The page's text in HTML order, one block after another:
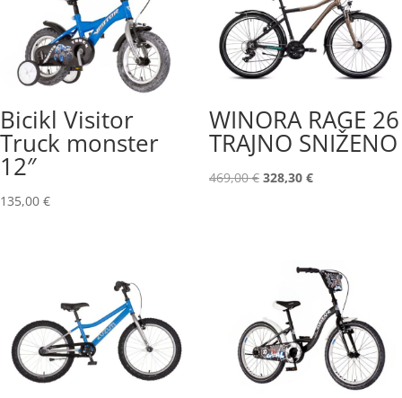
Bicikl Visitor
Truck monster
12″
135,00 €
WINORA RAGE 26
TRAJNO SNIŽENO
469,00€ Izvorna
469,00 €.
328,30 €Trenutna